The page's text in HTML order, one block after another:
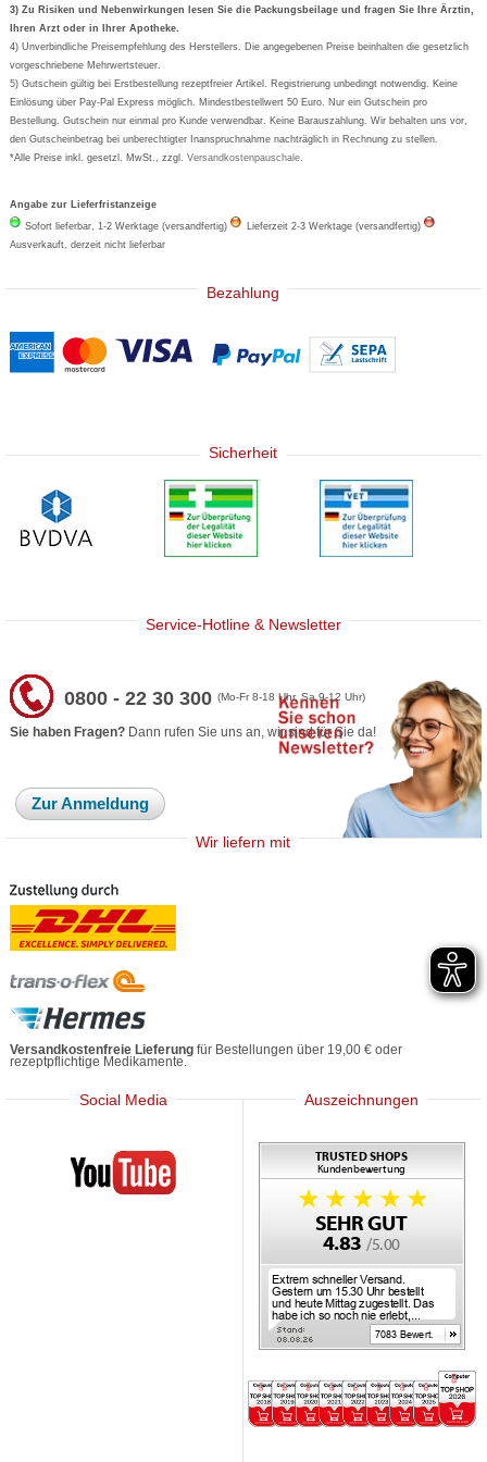
Formoline
Wick
Eucerin
Basica
3) Zu Risiken und Nebenwirkungen lesen Sie die Packungsbeilage und fragen Sie Ihre Ärztin,
Ihren Arzt oder in Ihrer Apotheke.
4) Unverbindliche Preisempfehlung des Herstellers. Die angegebenen Preise beinhalten die gesetzlich
vorgeschriebene Mehrwertsteuer.
5) Gutschein gültig bei Erstbestellung rezeptfreier Artikel. Registrierung unbedingt notwendig. Keine
Einlösung über Pay-Pal Express möglich. Mindestbestellwert 50 Euro. Nur ein Gutschein pro
Bestellung. Gutschein nur einmal pro Kunde verwendbar. Keine Barauszahlung. Wir behalten uns vor,
den Gutscheinbetrag bei unberechtigter Inanspruchnahme nachträglich in Rechnung zu stellen.
*Alle Preise inkl. gesetzl. MwSt., zzgl.Versandkostenpauschale
Angabe zur Lieferfristanzeige
Sofort lieferbar, 1-2 Werktage (versandfertig)
Lieferzeit 2-3 Werktage (versandfertig)
Ausverkauft, derzeit nicht lieferbar
Bezahlung
Sicherheit
Service-Hotline & Newsletter
0800 - 22 30 300(Mo-Fr 8-18 Uhr, Sa 9-12 Uhr)
Sie haben Fragen? Dann rufen Sie uns an, wir sind für Sie da!
Zur Anmeldung
Wir liefern mit
Versandkostenfreie Lieferung für Bestellungen über 19,00 € oder
rezeptpflichtige Medikamente.
Social Media
Mediherz
Auszeichnungen